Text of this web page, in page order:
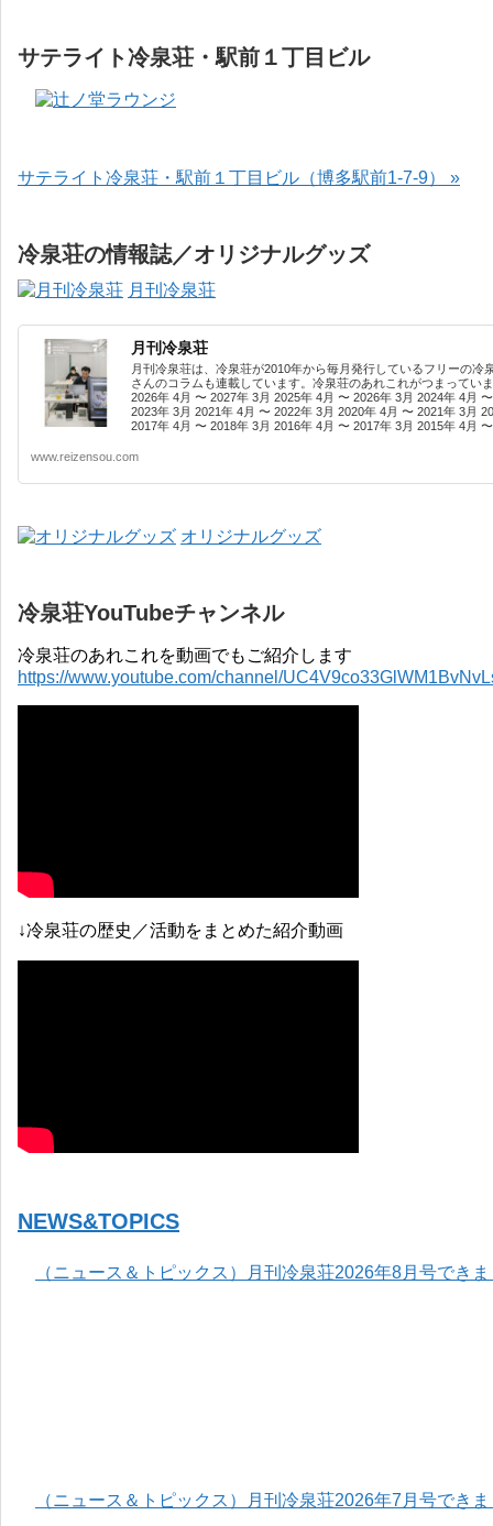
サテライト冷泉荘・駅前１丁目ビル
サテライト冷泉荘・駅前１丁目ビル（博多駅前1-7-9） »
冷泉荘の情報誌／オリジナルグッズ
月刊冷泉荘
月刊冷泉荘
月刊冷泉荘は、冷泉荘が2010年から毎月発行しているフリーの
さんのコラムも連載しています。冷泉荘のあれこれがつまってい
2026年 4月 〜 2027年 3月 2025年 4月 〜 2026年 3月 2024年 4月
2023年 3月 2021年 4月 〜 2022年 3月 2020年 4月 〜 2021年 3月
2017年 4月 〜 2018年 3月 2016年 4月 〜 2017年 3月 2015年 4月
www.reizensou.com
オリジナルグッズ
冷泉荘YouTubeチャンネル
冷泉荘のあれこれを動画でもご紹介します
https://www.youtube.com/channel/
↓冷泉荘の歴史／活動をまとめた紹介動画
NEWS&TOPICS
（ニュース＆トピックス）月刊冷泉荘2026年8月号でき
（ニュース＆トピックス）月刊冷泉荘2026年7月号でき